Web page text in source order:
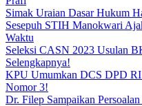
Simak Uraian Dasar Hukum
Sesepuh STIH Manokwari
Waktu
Seleksi CASN 2023 Usulan
Selengkapnya!
KPU Umumkan DCS DPD RI
Nomor 3!
Dr. Filep Sampaikan